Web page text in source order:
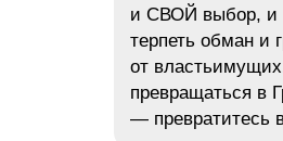
и СВОЙ выбор, и
терпеть обман и
от
превращаться в
— превратитесь